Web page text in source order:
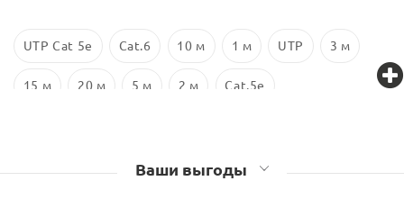
UTP Cat 5e Cat.6 10 м 1 м UTP 3 м
15 м 20 м 5 м 2 м Cat.5e
Ваши выгоды